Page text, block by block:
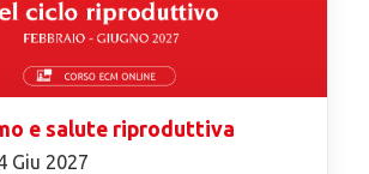
e salute riproduttiva
Giu 2027